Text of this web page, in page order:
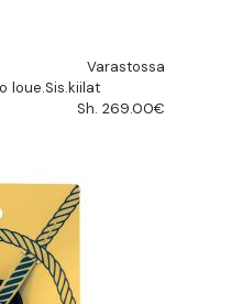
Varastossa
loue.Sis.kiilat
Sh. 269.00€